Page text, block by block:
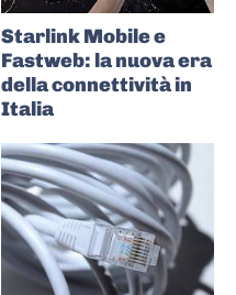
Starlink Mobile e
Fastweb: la nuova era
della connettività in
Italia